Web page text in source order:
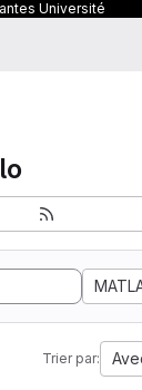
Université
Trier par: